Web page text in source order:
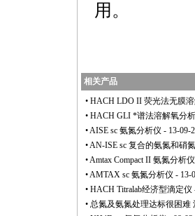
用。
相关产品
• HACH LDO II 荧光法无膜
• HACH GLI *谱法溶解氧分
•AISE sc 氨氮分析仪 - 13-09-
•AN-ISE sc 复合的氨氮和硝
•Amtax Compact II 氨氮分析仪
•AMTAX sc 氨氮分析仪 - 13-
• HACH Titralab经济型滴定仪
• 总氮及氨氮处理达标很困难